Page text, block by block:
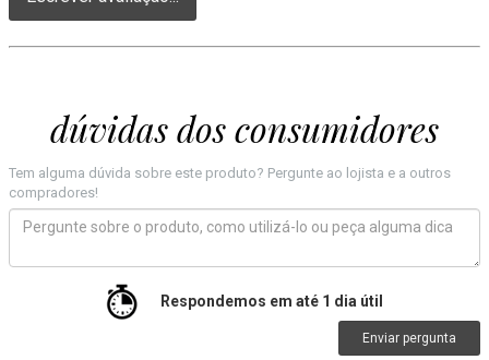
dúvidas dos consumidores
Tem alguma dúvida sobre este produto? Pergunte ao lojista e a outros
compradores!
Respondemos em até 1 dia útil
Enviar pergunta